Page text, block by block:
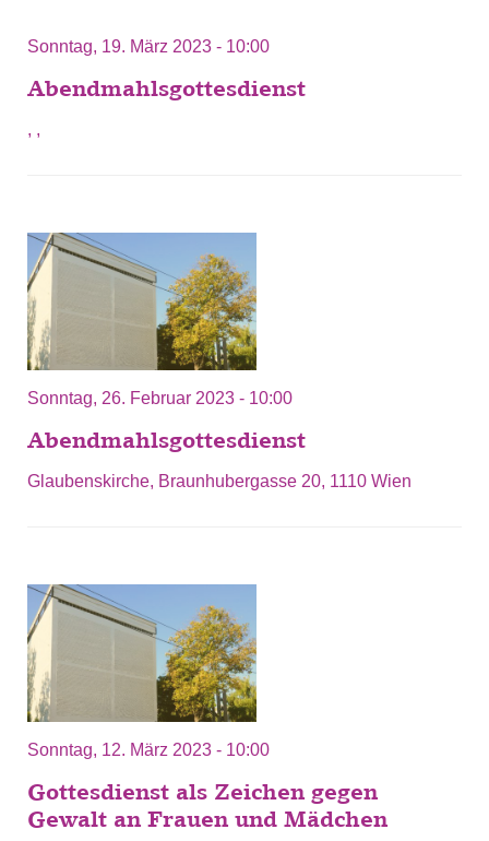
Sonntag, 19. März 2023 - 10:00
Abendmahlsgottesdienst
, ,
Sonntag, 26. Februar 2023 - 10:00
Abendmahlsgottesdienst
Glaubenskirche, Braunhubergasse 20, 1110 Wien
Sonntag, 12. März 2023 - 10:00
Gottesdienst als Zeichen gegen
Gewalt an Frauen und Mädchen